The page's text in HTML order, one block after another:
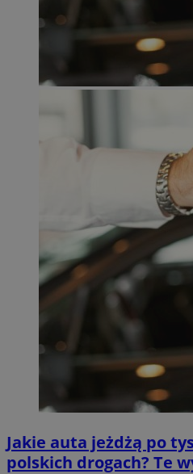
Jakie auta jeżdżą po
polskich drogach? Te